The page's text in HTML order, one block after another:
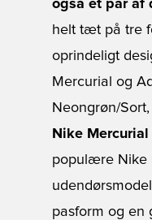
også et par af
helt tæt på tre
oprindeligt
Mercurial og
Neongrøn/
Nike
populære Nike
pasform og en